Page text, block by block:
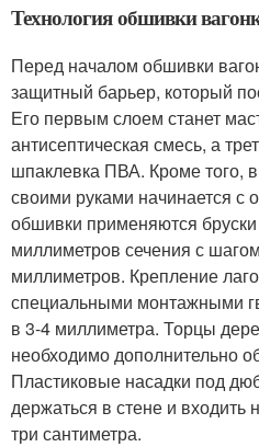
Технология обшивки
Перед началом обшивки
защитный барьер, который
Его первым слоем станет
антисептическая смесь, а
шпаклевка ПВА. Кроме того,
своими руками начинается с
обшивки применяются
миллиметров сечения с
миллиметров. Крепление
специальными монтажными
в 3-4 миллиметра. Торцы
необходимо дополнительно
Пластиковые насадки под
держаться в стене и
три сантиметра.